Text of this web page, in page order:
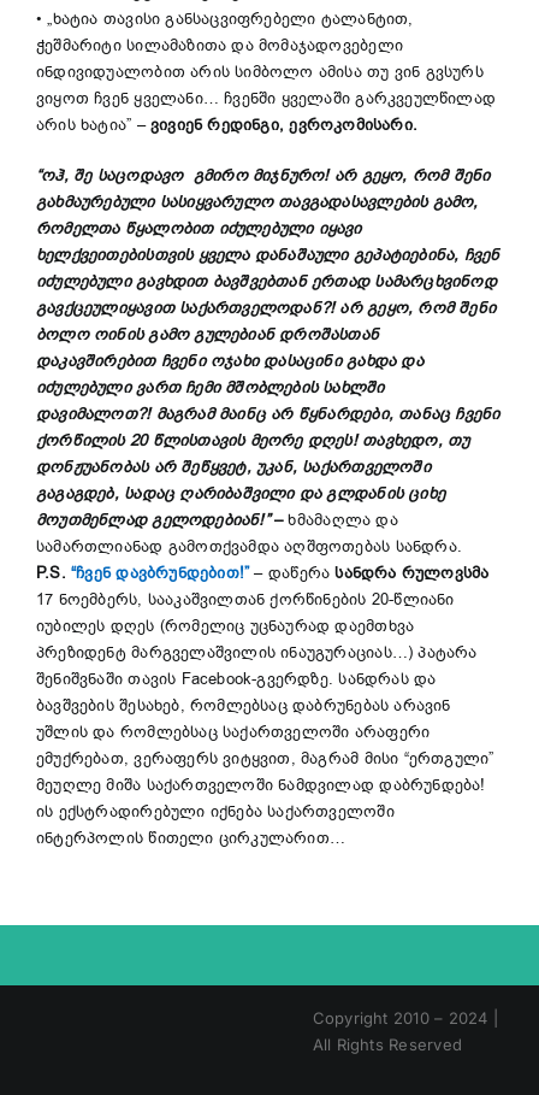
• „ხატია თავისი განსაცვიფრებელი ტალანტით,
ჭეშმარიტი სილამაზითა და მომაჯადოვებელი
ინდივიდუალობით არის სიმბოლო ამისა თუ ვინ გვსურს
ვიყოთ ჩვენ ყველანი… ჩვენში ყველაში გარკვეულწილად
არის ხატია” –ვივიენ რედინგი,ევროკომისარი.
“ოჰ, შე საცოდავო გმირო მიჯნურო! არ გეყო, რომ შენი
გახმაურებული სასიყვარულო თავგადასავლების გამო,
რომელთა წყალობით იძულებული იყავი
ხელქვეითებისთვის ყველა დანაშაული გეპატიებინა, ჩვენ
იძულებული გავხდით ბავშვებთან ერთად სამარცხვინოდ
გავქცეულიყავით საქართველოდან?! არ გეყო, რომ შენი
ბოლო ოინის გამო გულებიან დროშასთან
დაკავშირებით ჩვენი ოჯახი დასაცინი გახდა და
იძულებული ვართ ჩემი მშობლების სახლში
დავიმალოთ?! მაგრამ მაინც არ წყნარდები, თანაც ჩვენი
ქორწილის 20 წლისთავის მეორე დღეს! თავხედო, თუ
დონჟუანობას არ შეწყვეტ, უკან, საქართველოში
გაგაგდებ, სადაც ღარიბაშვილი და გლდანის ციხე
მოუთმენლად გელოდებიან!”–ხმამაღლა და
სამართლიანად გამოთქვამდა აღშფოთებას სანდრა.
P.S.“ჩვენ დავბრუნდებით!” – დაწერასანდრა რულოვსმა
17 ნოემბერს, სააკაშვილთან ქორწინების 20-წლიანი
იუბილეს დღეს (რომელიც უცნაურად დაემთხვა
პრეზიდენტ მარგველაშვილის ინაუგურაციას…) პატარა
შენიშვნაში თავის Facebook-გვერდზე. სანდრას და
ბავშვების შესახებ, რომლებსაც დაბრუნებას არავინ
უშლის და რომლებსაც საქართველოში არაფერი
ემუქრებათ, ვერაფერს ვიტყვით, მაგრამ მისი “ერთგული”
მეუღლე მიშა საქართველოში ნამდვილად დაბრუნდება!
ის ექსტრადირებული იქნება საქართველოში
ინტერპოლის წითელი ცირკულარით…
Copyright 2010 – 2024 |
All Rights Reserved